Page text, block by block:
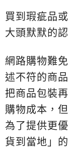
買到瑕疵品
大頭默默的
網路購物難
述不符的商
把商品包裝
購物成本，
為了提供更
貨到當地」